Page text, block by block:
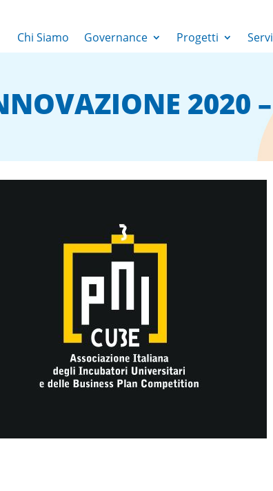
Chi Siamo Governance Progetti
2020